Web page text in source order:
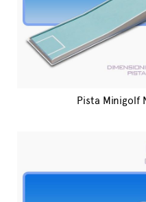
Pista Minigolf